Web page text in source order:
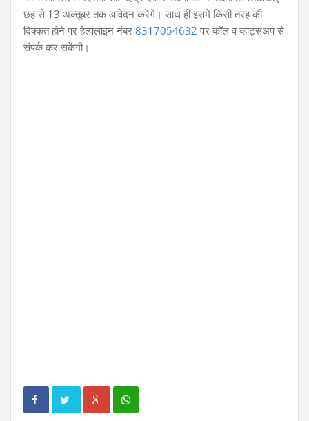
छह से 13 अक्तूबर तक आवेदन करेंगे। साथ ही इसमें किसी तरह की
दिक्कत होने पर हेल्पलाइन नंबर 8317054632 पर कॉल व व्हाट्सअप से
संपर्क कर सकेंगी।